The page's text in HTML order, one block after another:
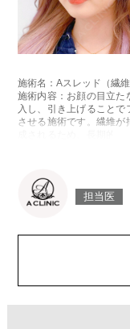
施術名：Aスレッド（繊維
施術内容：お顔の目立た
入し、引き上げること
させる施術です。繊維
成されるため、長期的
みの予防効果が期待でき
とがございます。また
のよれ、繊維の突出な
費用：1部位 184,800円(
オプション：笑気麻酔
担当医